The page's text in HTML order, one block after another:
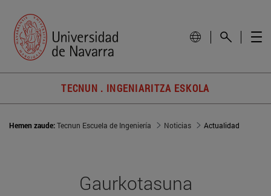
TECNUN . INGENIARITZA ESKOLA
Hemen zaude:Tecnun Escuela de Ingeniería Noticias Actualidad
Gaurkotasuna